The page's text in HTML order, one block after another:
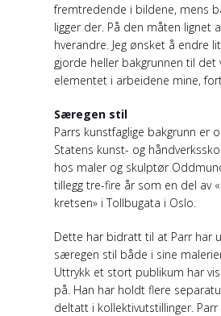
fremtredende i bildene, mens
ligger der. På den måten lignet
hverandre. Jeg ønsket å endre
gjorde heller bakgrunnen til det
elementet i arbeidene mine,
Særegen stil
Parrs kunstfaglige bakgrunn er
Statens kunst- og
hos maler og skulptør
tillegg tre-fire år som en del av
kretsen» i Tollbugata i Oslo.
Dette har bidratt til at Parr har
særegen stil både i sine
Uttrykk et stort publikum har
på. Han har holdt flere
deltatt i kollektivutstillinger. Parr